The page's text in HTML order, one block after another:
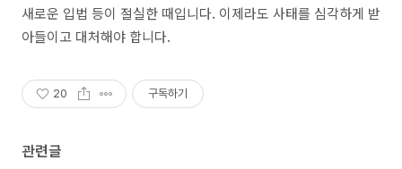
새로운 입법 등이 절실한 때입니다. 이제라도 사태를 심각하게 받
아들이고 대처해야 합니다.
20 구독하기
관련글